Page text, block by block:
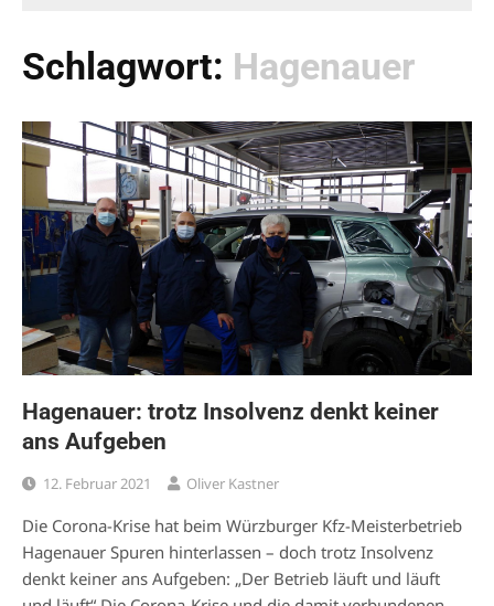
Schlagwort: Hagenauer
Hagenauer: trotz Insolvenz denkt keiner
ans Aufgeben
12. Februar 2021 Oliver Kastner
Die Corona-Krise hat beim Würzburger Kfz-Meisterbetrieb
Hagenauer Spuren hinterlassen – doch trotz Insolvenz
denkt keiner ans Aufgeben: „Der Betrieb läuft und läuft